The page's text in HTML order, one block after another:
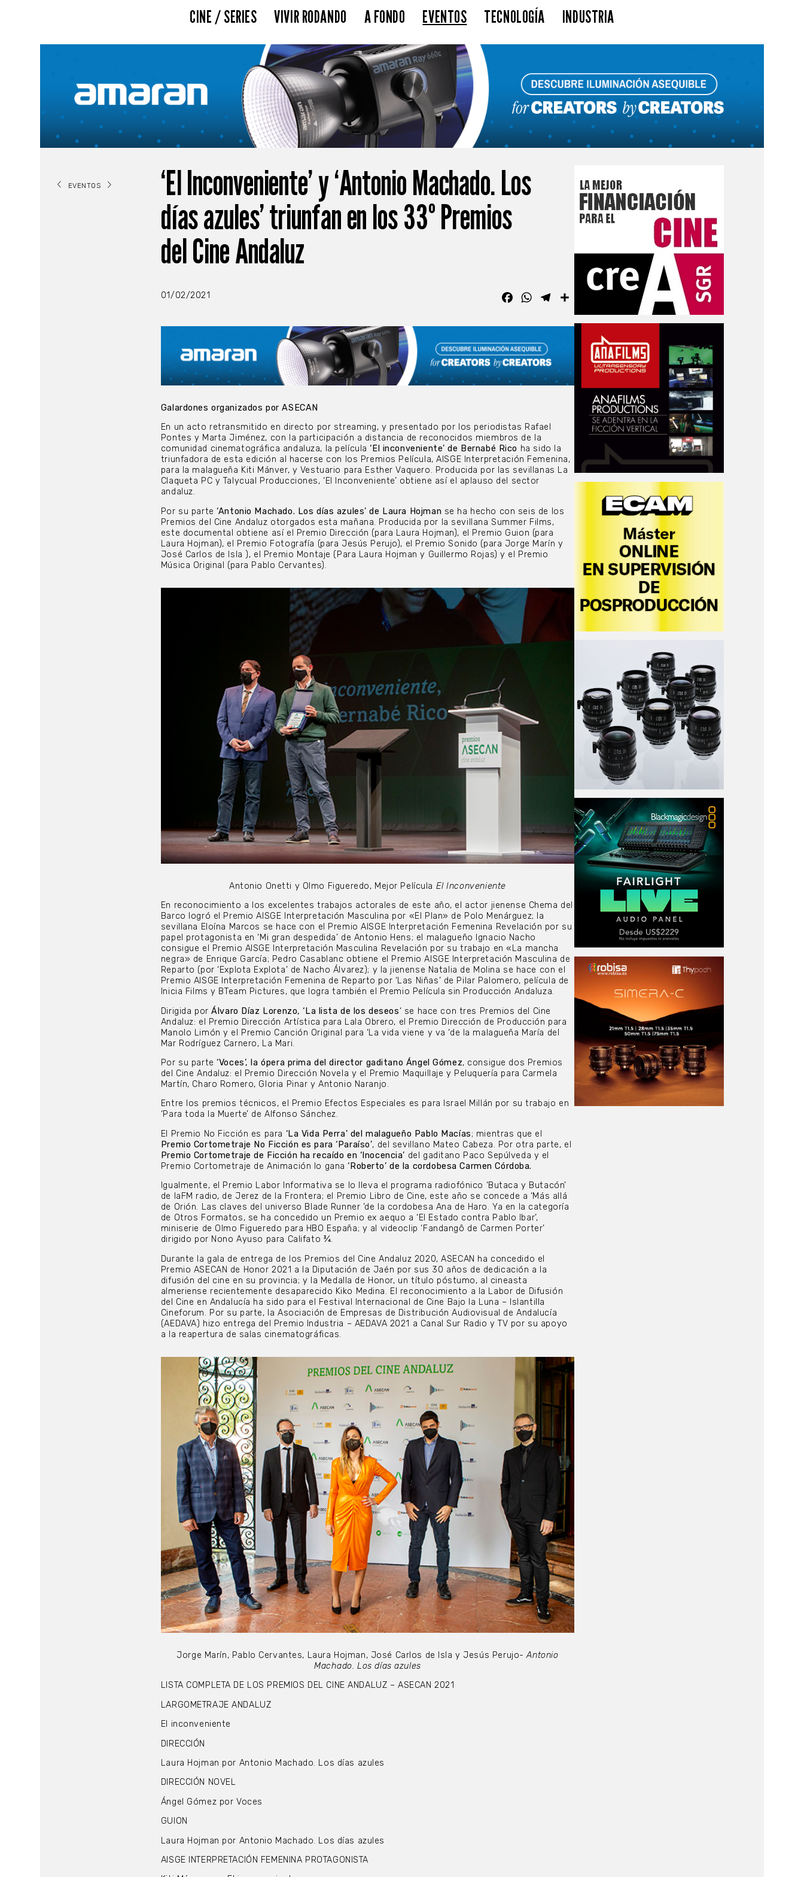
CINE / SERIES VIVIR RODANDO A FONDO EVENTOS TECNOLOGÍA INDUSTRIA
EVENTOS
‘El Inconveniente’ y ‘Antonio Machado. Los
días azules’ triunfan en los 33º Premios
del Cine Andaluz
01/02/2021 FacebookWhatsAppTelegram
Galardones organizados por ASECAN
En un acto retransmitido en directo por streaming, y presentado por los periodistas Rafael
Pontes y Marta Jiménez, con la participación a distancia de reconocidos miembros de la
comunidad cinematográfica andaluza, la película‘El inconveniente’ de Bernabé Rico ha sido la
triunfadora de esta edición al hacerse con los Premios Película, AISGE Interpretación Femenina,
para la malagueña Kiti Mánver, y Vestuario para Esther Vaquero. Producida por las sevillanas La
Claqueta PC y Talycual Producciones, ‘El Inconveniente’ obtiene así el aplauso del sector
andaluz.
Por su parte ‘Antonio Machado. Los días azules’ de Laura Hojman se ha hecho con seis de los
Premios del Cine Andaluz otorgados esta mañana. Producida por la sevillana Summer Films,
este documental obtiene así el Premio Dirección (para Laura Hojman), el Premio Guion (para
Laura Hojman), el Premio Fotografía (para Jesús Perujo), el Premio Sonido (para Jorge Marín y
José Carlos de Isla ), el Premio Montaje (Para Laura Hojman y Guillermo Rojas) y el Premio
Música Original (para Pablo Cervantes).
Antonio Onetti y Olmo Figueredo, Mejor Película El Inconveniente
En reconocimiento a los excelentes trabajos actorales de este año, el actor jienense Chema del
Barco logró el Premio AISGE Interpretación Masculina por «El Plan» de Polo Menárguez; la
sevillana Eloína Marcos se hace con el Premio AISGE Interpretación Femenina Revelación por su
papel protagonista en ‘Mi gran despedida’ de Antonio Hens; el malagueño Ignacio Nacho
consigue el Premio AISGE Interpretación Masculina Revelación por su trabajo en «La mancha
negra» de Enrique García; Pedro Casablanc obtiene el Premio AISGE Interpretación Masculina de
Reparto (por ‘Explota Explota’ de Nacho Álvarez); y la jienense Natalia de Molina se hace con el
Premio AISGE Interpretación Femenina de Reparto por ‘Las Niñas’ de Pilar Palomero, película de
Inicia Films y BTeam Pictures, que logra también el Premio Película sin Producción Andaluza.
Dirigida porÁlvaro Díaz Lorenzo, ‘La lista de los deseos‘ se hace con tres Premios del Cine
Andaluz: el Premio Dirección Artística para Lala Obrero, el Premio Dirección de Producción para
Manolo Limón y el Premio Canción Original para ‘La vida viene y va ‘de la malagueña María del
Mar Rodríguez Carnero, La Mari.
Por su parte‘Voces’, la ópera prima del director gaditano Ángel Gómez, consigue dos Premios
del Cine Andaluz: el Premio Dirección Novela y el Premio Maquillaje y Peluquería para Carmela
Martín, Charo Romero, Gloria Pinar y Antonio Naranjo.
Entre los premios técnicos, el Premio Efectos Especiales es para Israel Millán por su trabajo en
‘Para toda la Muerte’ de Alfonso Sánchez.
El Premio No Ficción es para ‘La Vida Perra’ del malagueño Pablo Macías; mientras que el
Premio Cortometraje No Ficción es para ‘Paraíso’, del sevillano Mateo Cabeza. Por otra parte, el
Premio Cortometraje de Ficción ha recaído en ‘Inocencia’ del gaditano Paco Sepúlveda y el
Premio Cortometraje de Animación lo gana‘Roberto’ de la cordobesa Carmen Córdoba.
Igualmente, el Premio Labor Informativa se lo lleva el programa radiofónico ‘Butaca y Butacón’
de laFM radio, de Jerez de la Frontera; el Premio Libro de Cine, este año se concede a ‘Más allá
de Orión. Las claves del universo Blade Runner ’de la cordobesa Ana de Haro. Ya en la categoría
de Otros Formatos, se ha concedido un Premio ex aequo a ‘El Estado contra Pablo Ibar’,
miniserie de Olmo Figueredo para HBO España; y al videoclip ‘Fandangô de Carmen Porter’
dirigido por Nono Ayuso para Califato ¾.
Durante la gala de entrega de los Premios del Cine Andaluz 2020, ASECAN ha concedido el
Premio ASECAN de Honor 2021 a la Diputación de Jaén por sus 30 años de dedicación a la
difusión del cine en su provincia; y la Medalla de Honor, un título póstumo, al cineasta
almeriense recientemente desaparecido Kiko Medina. El reconocimiento a la Labor de Difusión
del Cine en Andalucía ha sido para el Festival Internacional de Cine Bajo la Luna – Islantilla
Cineforum. Por su parte, la Asociación de Empresas de Distribución Audiovisual de Andalucía
(AEDAVA) hizo entrega del Premio Industria – AEDAVA 2021 a Canal Sur Radio y TV por su apoyo
a la reapertura de salas cinematográficas.
Jorge Marín, Pablo Cervantes, Laura Hojman, José Carlos de Isla y Jesús Perujo-Antonio
Machado. Los días azules
LISTA COMPLETA DE LOS PREMIOS DEL CINE ANDALUZ – ASECAN 2021
LARGOMETRAJE ANDALUZ
El inconveniente
DIRECCIÓN
Laura Hojman por Antonio Machado. Los días azules
DIRECCIÓN NOVEL
Ángel Gómez por Voces
GUION
Laura Hojman por Antonio Machado. Los días azules
AISGE INTERPRETACIÓN FEMENINA PROTAGONISTA